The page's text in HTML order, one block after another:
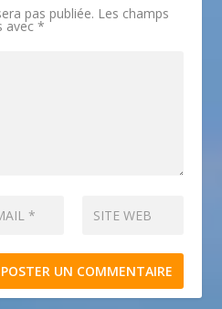
pas publiée. Les champs
avec*